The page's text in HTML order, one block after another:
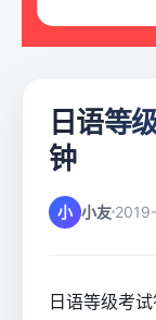
日语等
钟
小 小友
日语等级考